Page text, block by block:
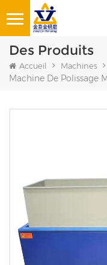
Des Produits
Accueil Machines
Machine De Polissage